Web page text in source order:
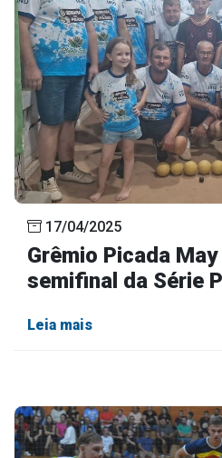
17/04/2025
Grêmio Picada
semifinal da Série
Leia mais